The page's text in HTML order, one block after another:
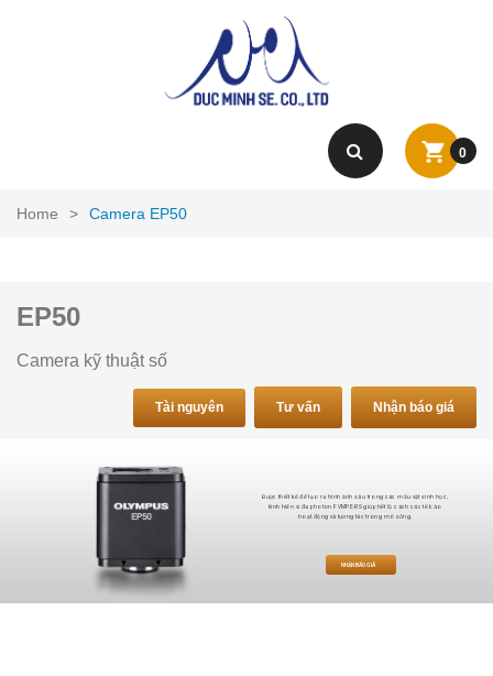
0
Home > Camera EP50
EP50
Camera kỹ thuật số
Tài nguyên Tư vấn Nhận báo giá
Được thiết kế để tạo ra hình ảnh sâu trong các mẫu vật sinh học,
kính hiển vi đa photon FVMPE-RS giúp tiết lộ cách các tế bào
hoạt động và tương tác trong mô sống.
NHẬN BÁO GIÁ